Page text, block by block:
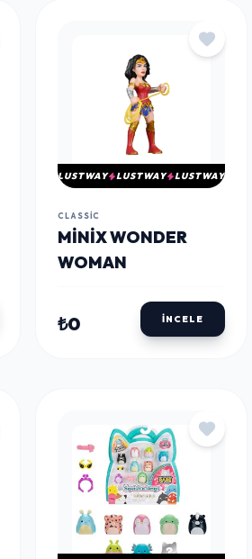
LUSTWAY LUSTWAY LUSTWAY
CLASSIC
MINIX WONDER
WOMAN
₺0 İNCELE